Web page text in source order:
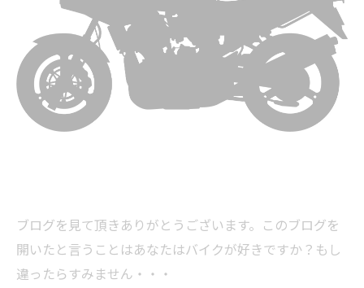
ブログを見て頂きありがとうございます。このブログを
開いたと言うことはあなたはバイクが好きですか？もし
違ったらすみません・・・